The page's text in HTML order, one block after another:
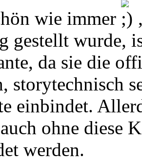
wie immer
gestellt wurde,
da sie die
storytechnisch
einbindet.
ohne diese
werden.